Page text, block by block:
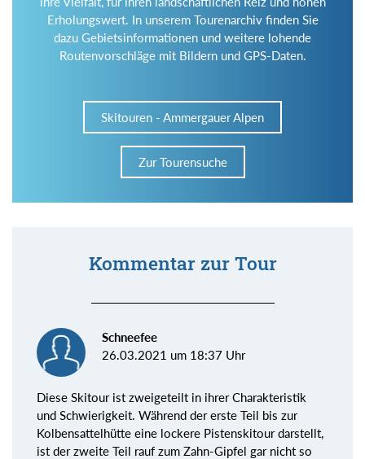
Erholungswert. In unserem Tourenarchiv finden Sie
dazu Gebietsinformationen und weitere lohende
Routenvorschläge mit Bildern und GPS-Daten.
Skitouren - Ammergauer Alpen
Zur Tourensuche
Kommentar zur Tour
Schneefee
26.03.2021 um 18:37 Uhr
Diese Skitour ist zweigeteilt in ihrer Charakteristik
und Schwierigkeit. Während der erste Teil bis zur
Kolbensattelhütte eine lockere Pistenskitour darstellt,
ist der zweite Teil rauf zum Zahn-Gipfel gar nicht so